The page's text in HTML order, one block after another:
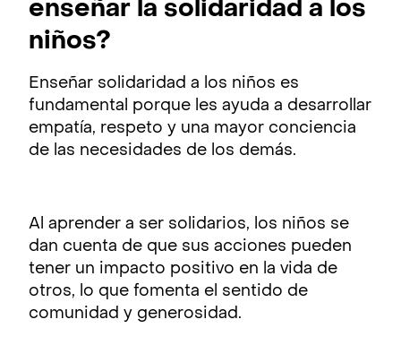
enseñar la solidaridad a los
niños?
Enseñar solidaridad a los niños es
fundamental porque les ayuda a desarrollar
empatía, respeto y una mayor conciencia
de las necesidades de los demás.
Al aprender a ser solidarios, los niños se
dan cuenta de que sus acciones pueden
tener un impacto positivo en la vida de
otros, lo que fomenta el sentido de
comunidad y generosidad.